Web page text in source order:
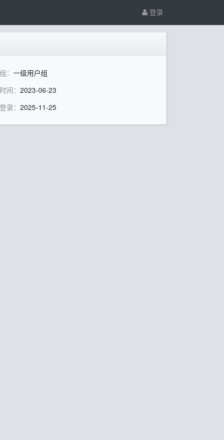
登录
：一级用户组
间：2023-06-23
录：2025-11-25